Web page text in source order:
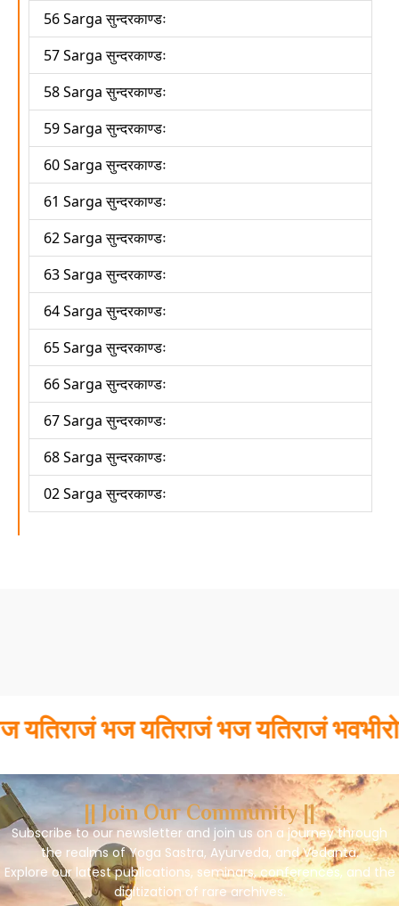
56 Sarga सुन्दरकाण्डः
57 Sarga सुन्दरकाण्डः
58 Sarga सुन्दरकाण्डः
59 Sarga सुन्दरकाण्डः
60 Sarga सुन्दरकाण्डः
61 Sarga सुन्दरकाण्डः
62 Sarga सुन्दरकाण्डः
63 Sarga सुन्दरकाण्डः
64 Sarga सुन्दरकाण्डः
65 Sarga सुन्दरकाण्डः
66 Sarga सुन्दरकाण्डः
67 Sarga सुन्दरकाण्डः
68 Sarga सुन्दरकाण्डः
02 Sarga सुन्दरकाण्डः
भज यतिराजं भज यतिराजं भवभीरो
|| Join Our Community ||
Subscribe to our newsletter and join us on a journey through
the realms of Yoga Sastra, Ayurveda, and Vedanta.
Explore our latest publications, seminars, conferences, and the
digitization of rare archives.